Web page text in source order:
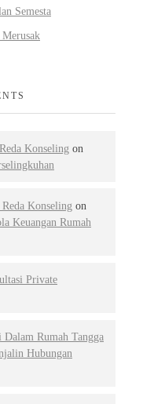
Semesta
Konseling on
Konseling on
Keuangan Rumah
Private
Rumah Tangga
Hubungan